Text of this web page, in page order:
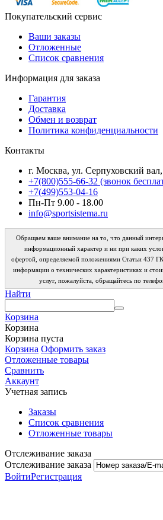
Покупательский сервис
Ваши заказы
Отложенные
Список сравнения
Информация для заказа
Гарантия
Доставка
Обмен и возврат
Политика конфиденциальности
Контакты
г. Москва, ул. Серпуховский
+7(800)555-66-32 (звонок
+7(499)553-04-16
Пн-Пт 9.00 - 18.00
info@sportsistema.ru
Обращаем ваше внимание на то, что данный
информационный характер и ни при каких
офертой, определяемой положениями Статьи 437
информации о технических характеристиках и
услуг, пожалуйста, обращайтесь по
Найти
Корзина
Корзина
Корзина пуста
Корзина Оформить заказ
Отложенные товары
Сравнить
Аккаунт
Учетная запись
Заказы
Список сравнения
Отложенные товары
Отслеживание заказа
Отслеживание заказа
ВойтиРегистрация